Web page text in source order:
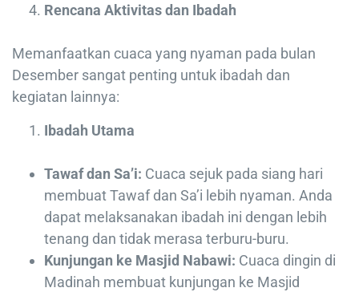
Rencana Aktivitas dan Ibadah
Memanfaatkan cuaca yang nyaman pada bulan
Desember sangat penting untuk ibadah dan
kegiatan lainnya:
Ibadah Utama
Tawaf dan Sa’i: Cuaca sejuk pada siang hari
membuat Tawaf dan Sa’i lebih nyaman. Anda
dapat melaksanakan ibadah ini dengan lebih
tenang dan tidak merasa terburu-buru.
Kunjungan ke Masjid Nabawi: Cuaca dingin di
Madinah membuat kunjungan ke Masjid